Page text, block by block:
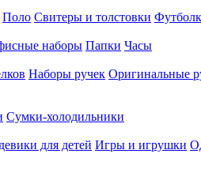
Поло Свитеры и толстовки
наборы Папки Часы
Наборы ручек Оригинальные
Сумки-холодильники
для детей Игры и игрушки